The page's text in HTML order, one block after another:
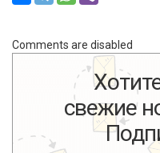
Comments are disabled
свежие